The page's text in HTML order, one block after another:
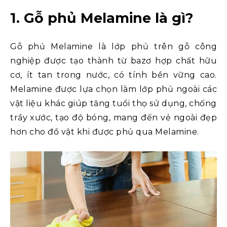
1. Gỗ phủ Melamine là gì?
Gỗ phủ Melamine là lớp phủ trên gỗ công
nghiệp được tạo thành từ bazơ hợp chất hữu
cơ, ít tan trong nước, có tính bền vững cao.
Melamine được lựa chọn làm lớp phủ ngoài các
vật liệu khác giúp tăng tuổi thọ sử dụng, chống
trầy xước, tạo độ bóng, mang đến vẻ ngoài đẹp
hơn cho đồ vật khi được phủ qua Melamine.